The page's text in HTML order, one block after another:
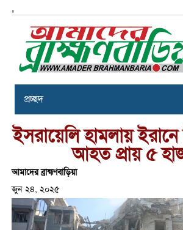
,
প্রচ্ছদ
ইসরায়েলি হামলায়
আহত প্রায় ৫
আমাদের ব্রাহ্মণবাড়িয়া
জুন ২৪, ২০২৫